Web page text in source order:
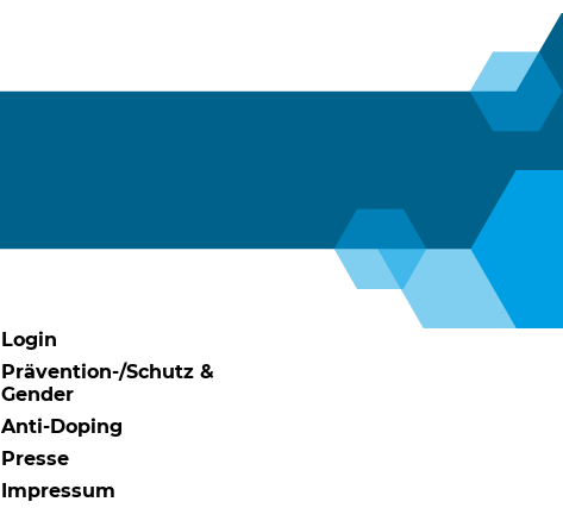
Login
Prävention-/Schutz &
Gender
Anti-Doping
Presse
Impressum